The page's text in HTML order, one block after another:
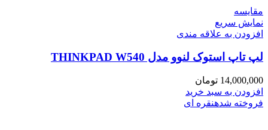
مقايسه
نمایش سریع
افزودن به علاقه مندی
لپ تاپ استوک لنوو مدل THINKPAD W540
14,000,000 تومان
افزودن به سبد خرید
فروخته شدهنقره ای